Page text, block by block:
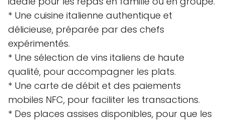
* Une cuisine italienne authentique et
délicieuse, préparée par des chefs
expérimentés.
* Une sélection de vins italiens de haute
qualité, pour accompagner les plats.
* Une carte de débit et des paiements
mobiles NFC, pour faciliter les transactions.
* Des places assises disponibles, pour que les